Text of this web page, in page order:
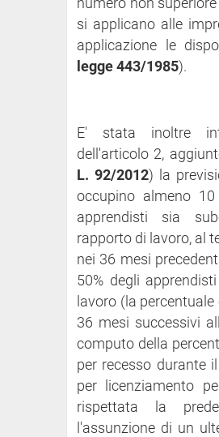
numero non
si applicano alle
applicazione le
legge 443/1985).
E' stata inoltre
dell'articolo 2,
L. 92/2012) la
occupino almeno
apprendisti sia
rapporto di lavoro, al
nei 36 mesi
50% degli
lavoro (la
36 mesi successivi
computo della
per recesso durante
per licenziamento
rispettata la
l'assunzione di un